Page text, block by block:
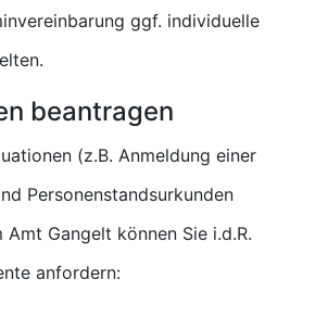
ggf. individuelle
beantragen
(z.B. Anmeldung einer
Personenstandsurkunden
Amt Gangelt können Sie i.d.R.
anfordern: